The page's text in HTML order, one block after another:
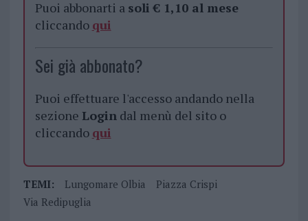
Puoi abbonarti a soli € 1,10 al mese
cliccando qui
Sei già abbonato?
Puoi effettuare l'accesso andando nella
sezione Logindal menù del sito o
cliccando qui
TEMI: Lungomare Olbia
Piazza Crispi
Via Redipuglia